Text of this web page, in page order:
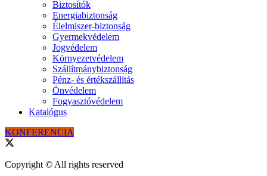
Biztosítók
Energiabiztonság
Élelmiszer-biztonság
Gyermekvédelem
Jogvédelem
Környezetvédelem
Szállítmánybiztonság
Pénz- és értékszállítás
Önvédelem
Fogyasztóvédelem
Katalógus
KONFERENCIA
Copyright © All rights reserved